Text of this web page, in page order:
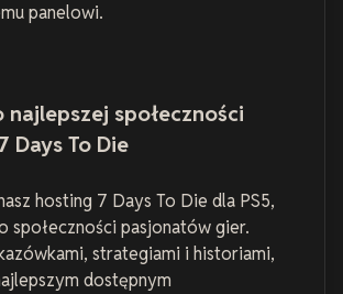
panelowi.
najlepszej społeczności
Days To Die
hosting 7 Days To Die dla PS5,
społeczności pasjonatów gier.
strategiami i historiami,
dostępnym